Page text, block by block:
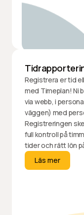
Registrera er tid
med Timeplan! Ni
via webb, i
väggen) med
Registreringen
full kontroll på
tider och rätt lön
Läs mer
Läs mer